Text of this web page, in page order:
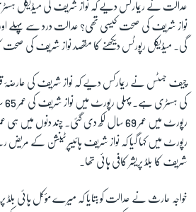
عدالت نے ریمارکس دیے کہ نواز شریف کی میڈیکل
نواز شریف کی صحت کیسی تھی؟ عدالت درد سے پہلے اور
گی۔ میڈیکل رپورٹس دیکھنے کا مقصد نواز شریف کی صحت
چیف جسٹس نے ریمارکس دیے کہ نواز شریف کی عارضۂ
رپورٹ میں عمر 69 سال لکھ دی گئی۔ چند
رپورٹ میں کہا گیا کہ نواز شریف ہائیپر ٹینشن کے
شریف کا بلڈ پریشر کافی ہائی تھا۔
خواجہ حارث نے عدالت کو بتایا کہ میرے مؤکل ہائی بلڈ